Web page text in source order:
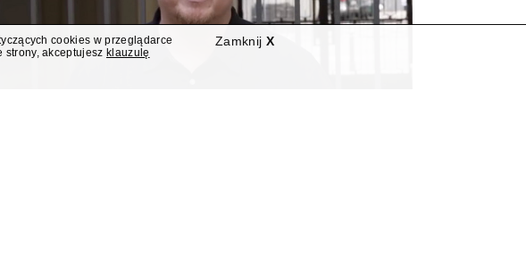
Zamknij X
cookies w przeglądarce
strony, akceptujesz klauzulę